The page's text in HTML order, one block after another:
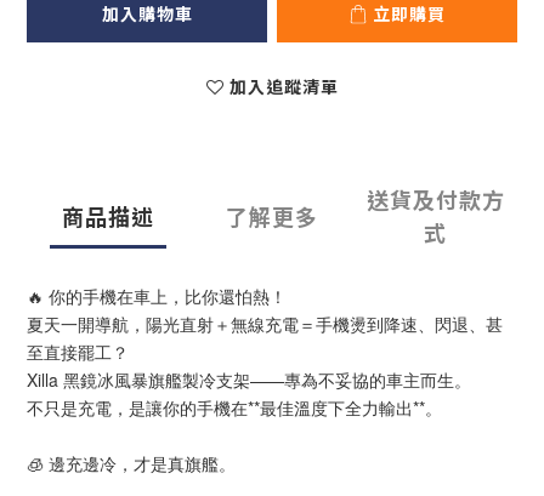
加入購物車 立即購買
加入追蹤清單
商品描述 了解更多
送貨及付款方
式
🔥 你的手機在車上，比你還怕熱！
夏天一開導航，陽光直射＋無線充電＝手機燙到降速、閃退、甚
至直接罷工？
Xilla 黑鏡冰風暴旗艦製冷支架——專為不妥協的車主而生。
不只是充電，是讓你的手機在**最佳溫度下全力輸出**。
🧊 邊充邊冷，才是真旗艦。